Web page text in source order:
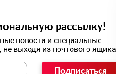
рассылку!
новости и специальные
не выходя из почтового ящика
Подписаться